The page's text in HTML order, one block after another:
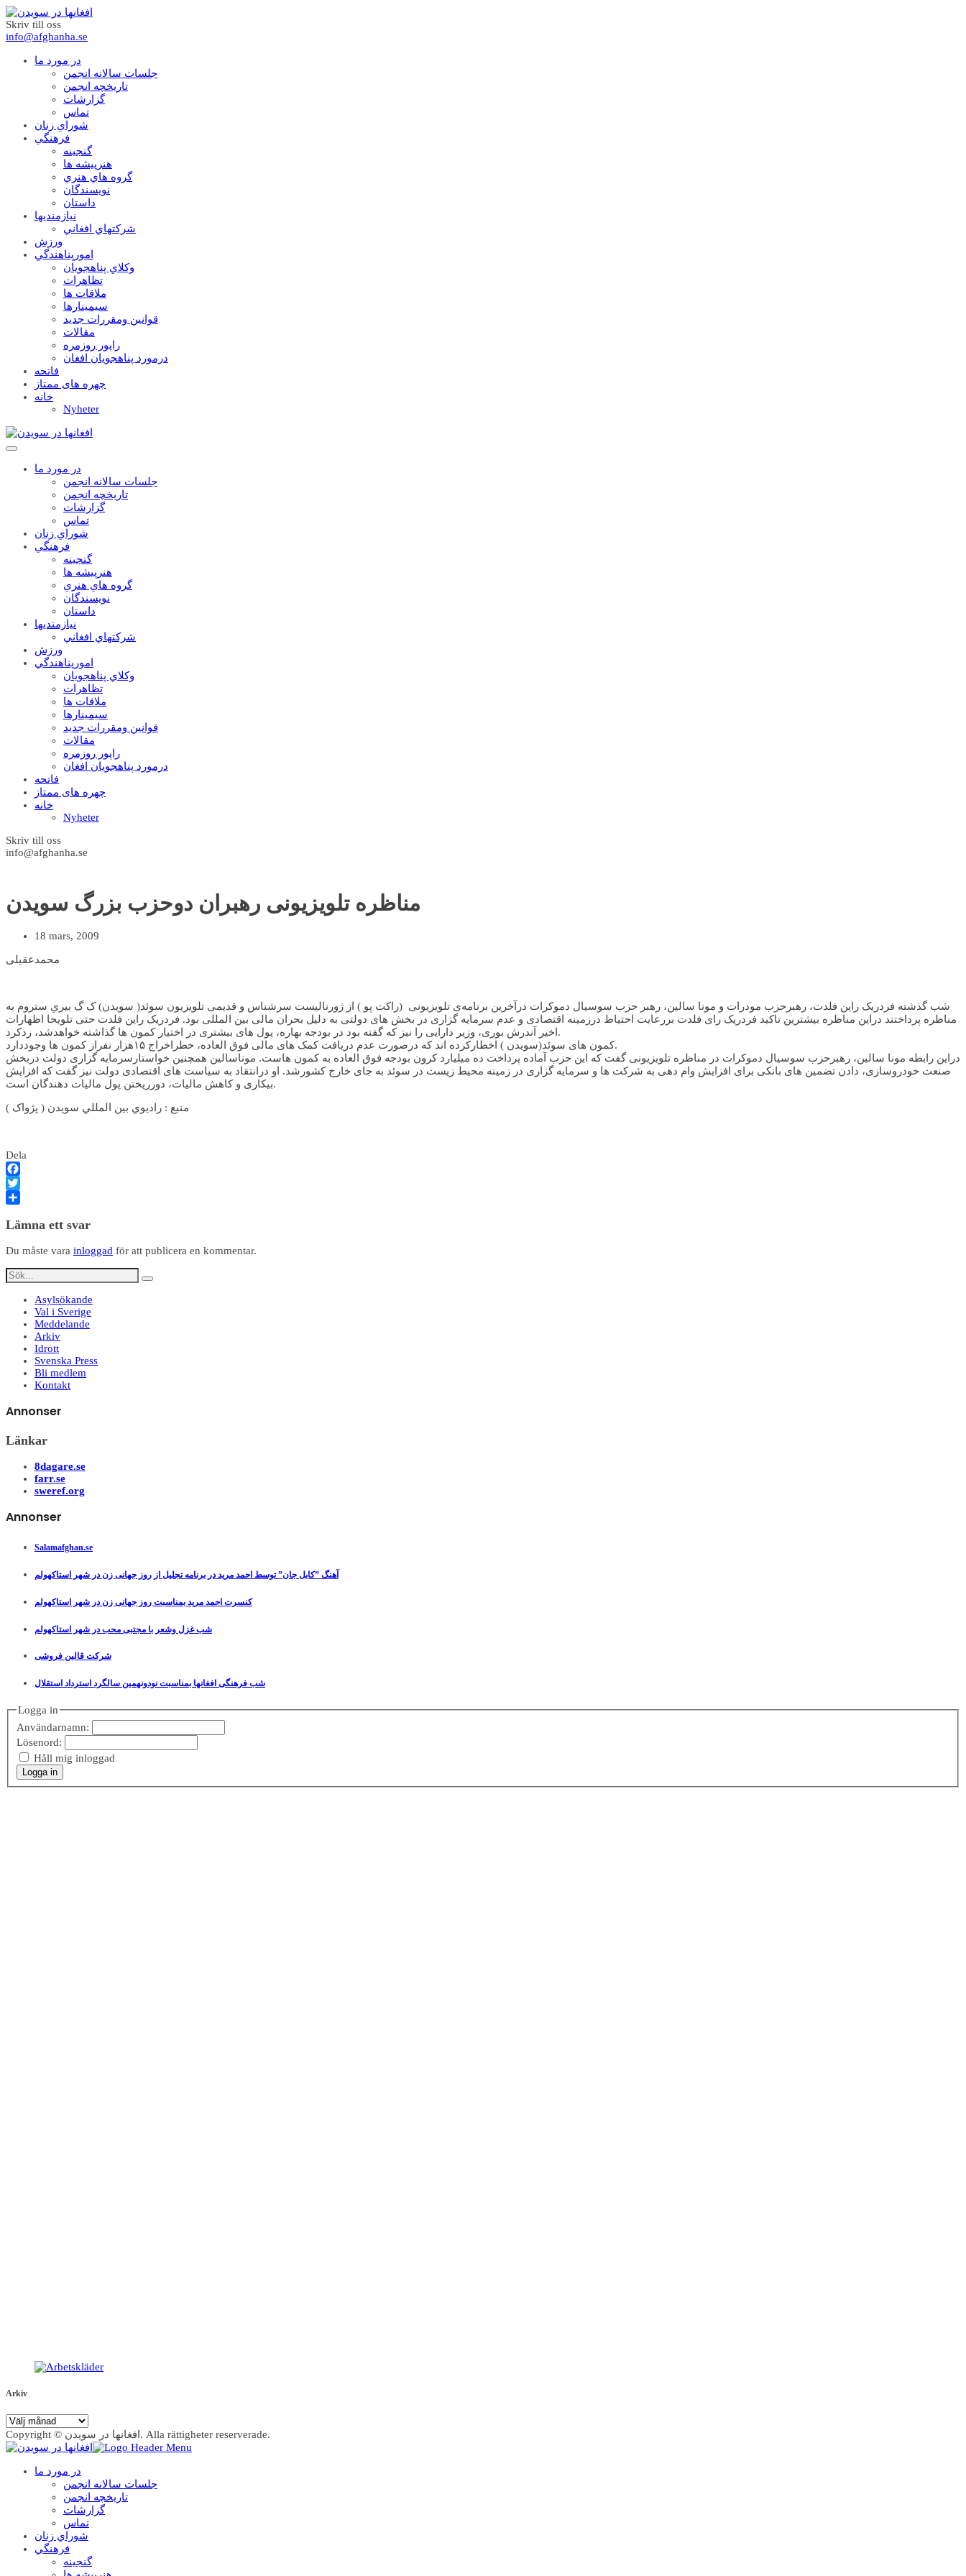
Skriv till oss
info@afghanha.se
در مورد ما
جلسات سالانه انجمن
تاریخچه انجمن
گزارشات
تماس
شوراي زنان
فرهنگي
گنجينه
هنرپيشه ها
گروه هاي هنري
نويسندگان
داستان
نيازمنديها
شرکتهاي افغاني
ورزش
امورپناهندگي
وکلاي پناهجويان
تظاهرات
ملاقات ها
سيمينارها
قوانين ومقررات جديد
مقالات
راپور روزمره
درمورد پناهجويان افغان
فاتحه
چهره های ممتاز
خانه
Nyheter
در مورد ما
جلسات سالانه انجمن
تاریخچه انجمن
گزارشات
تماس
شوراي زنان
فرهنگي
گنجينه
هنرپيشه ها
گروه هاي هنري
نويسندگان
داستان
نيازمنديها
شرکتهاي افغاني
ورزش
امورپناهندگي
وکلاي پناهجويان
تظاهرات
ملاقات ها
سيمينارها
قوانين ومقررات جديد
مقالات
راپور روزمره
درمورد پناهجويان افغان
فاتحه
چهره های ممتاز
خانه
Nyheter
Skriv till oss
info@afghanha.se
مناظره تلویزیونی رهبران دوحزب بزرگ سويدن
18 mars, 2009
محمدعقیلی
شب گذشته فردریک راین فلدت، رهبرحزب مودرات و مونا سالین، رهبر حزب سوسیال دموکرات درآخرین برنامه‌ی تلویزیونی (راکت پو ) از ژورنالیست سرشناس و قدیمی تلویزیون سوئد( سويدن) ک گ بيري ستروم به
مناظره پرداختند دراین مناظره بیشترین تاکید فردریک رای فلدت بررعایت احتیاط درزمینه اقتصادی و عدم سرمایه گزاری در بخش های دولتی به دلیل بحران مالی بین المللی بود. فردریک راین فلدت حتی تلویحا اظهارات
اخیر آندرش بوری، وزیر دارایی را نیز که گفته بود در بودجه بهاره، پول های بیشتری در اختیار کمون ها گذاشته خواهدشد، ردکرد.
کمون های سوئد(سويدن ) اخطارکرده اند که درصورت عدم دریافت کمک های مالی فوق العاده، خطراخراج ۱۵هزار نفراز کمون ها وجوددارد.
دراین رابطه مونا سالین، رهبرحزب سوسیال دموکرات در مناظره تلویزیونی گفت که این حزب آماده پرداخت ده میلیارد کرون بودجه فوق العاده به کمون هاست. موناسالین همچنین خواستارسرمایه گزاری دولت دربخش
صنعت خودروسازی، دادن تضمین های بانکی برای افزایش وام دهی به شرکت ها و سرمایه گزاری در زمینه محیط زیست در سوئد به جای خارج کشورشد. او درانتقاد به سیاست های اقتصادی دولت نیز گفت که افزایش
بیکاری و کاهش مالیات، دورریختن پول مالیات دهندگان است.
منبع : راديوي بين المللي سويدن ( پژواک )
Dela
Facebook
Twitter
Lämna ett svar
Du måste vara inloggad för att publicera en kommentar.
Asylsökande
Val i Sverige
Meddelande
Arkiv
Idrott
Svenska Press
Bli medlem
Kontakt
Annonser
Länkar
8dagare.se
farr.se
sweref.org
Annonser
Salamafghan.se
آهنگ ”کابل جان” توسط احمد مرید در برنامه تجلیل از روز جهانی زن در شهر استاکهولم
کنسرت احمد مرید بمناسبت روز جهانی زن در شهر استاکهولم
شب غزل وشعر با مجتبی محب در شهر استاکهولم
شرکت قالین فروشی
شب فرهنگی افغانها بمناسبت نودونهمین سالگرد استرداد استقلال
Logga in
Användarnamn:
Lösenord:
Håll mig inloggad
Logga in
Arkiv
Arkiv
Copyright © افغانها در سویدن. Alla rättigheter reserverade.
در مورد ما
جلسات سالانه انجمن
تاریخچه انجمن
گزارشات
تماس
شوراي زنان
فرهنگي
گنجينه